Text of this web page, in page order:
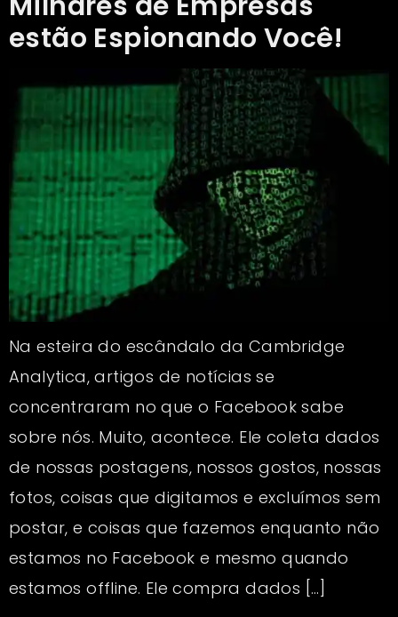
estão Espionando Você!
Na esteira do escândalo da Cambridge
Analytica, artigos de notícias se
concentraram no que o Facebook sabe
sobre nós. Muito, acontece. Ele coleta dados
de nossas postagens, nossos gostos, nossas
fotos, coisas que digitamos e excluímos sem
postar, e coisas que fazemos enquanto não
estamos no Facebook e mesmo quando
estamos offline. Ele compra dados […]